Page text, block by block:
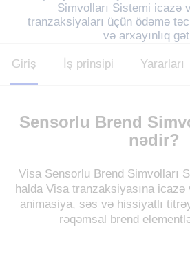
Simvolları Sistemi icazə
tranzaksiyaları üçün ödəmə
və arxayınlıq
Giriş İş prinsipi Yararları
Sensorlu Brend
nədir?
Visa Sensorlu Brend Simvolları
halda Visa tranzaksiyasına
animasiya, səs və hissiyatlı
rəqəmsal brend